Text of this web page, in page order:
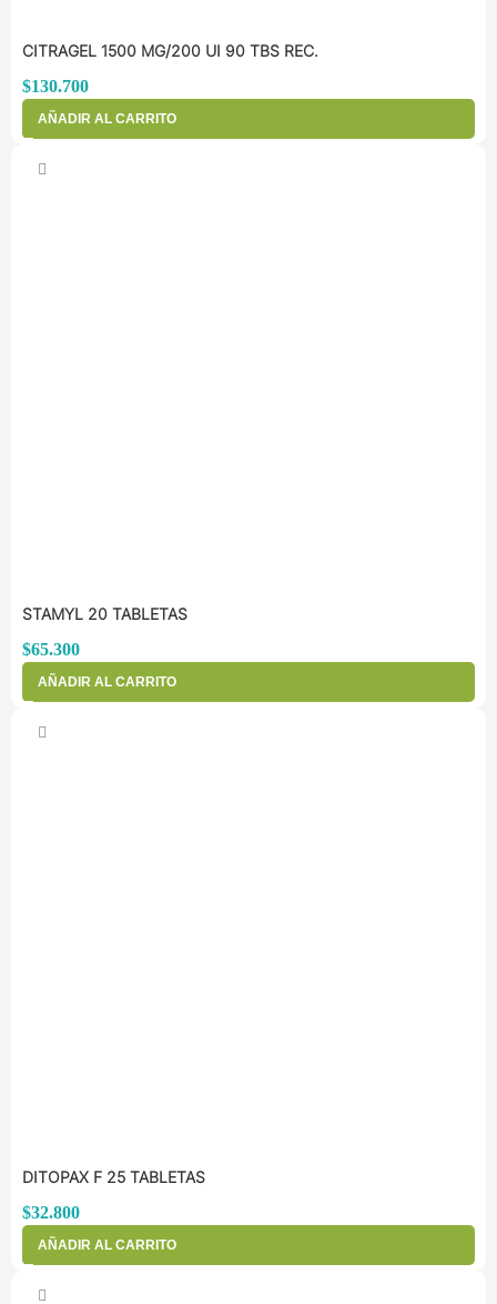
CITRAGEL 1500 MG/200 UI 90 TBS REC.
$130.700
AÑADIR AL CARRITO
STAMYL 20 TABLETAS
$65.300
AÑADIR AL CARRITO
DITOPAX F 25 TABLETAS
$32.800
AÑADIR AL CARRITO